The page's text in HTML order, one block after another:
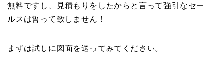
無料ですし、見積もりをしたからと言って強引なセー
ルスは誓って致しません！
まずは試しに図面を送ってみてください。